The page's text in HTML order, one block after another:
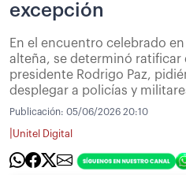
excepción
En el encuentro celebrado
alteña, se determinó ratificar
presidente Rodrigo Paz,
desplegar a policías y
Publicación: 05/06/2026 20:10
Unitel Digital